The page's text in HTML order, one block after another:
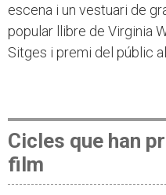
escena i un vestuari de
popular llibre de Virginia
Sitges i premi del públic
Cicles que han
film